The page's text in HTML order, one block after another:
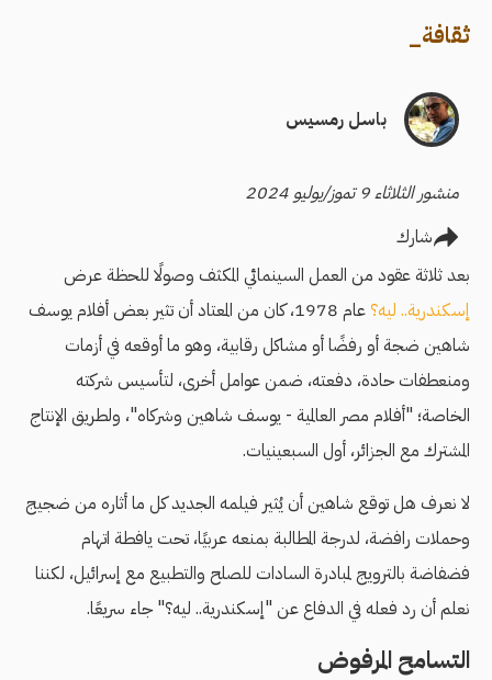
ثقافة_
باسل رمسيس
منشور الثلاثاء 9 تموز/يوليو 2024
شارك
بعد ثلاثة عقود من العمل السينمائي المكثف وصولًا للحظة عرض
إسكندرية.. ليه؟
عام 1978، كان من المعتاد أن تثير بعض أفلام يوسف
شاهين ضجة أو رفضًا أو مشاكل رقابية، وهو ما أوقعه في أزمات
ومنعطفات حادة، دفعته، ضمن عوامل أخرى، لتأسيس شركته
الخاصة؛ "أفلام مصر العالمية - يوسف شاهين وشركاه"، ولطريق الإنتاج
المشترك مع الجزائر، أول السبعينيات.
لا نعرف هل توقع شاهين أن يُثير فيلمه الجديد كل ما أثاره من ضجيج
وحملات رافضة، لدرجة المطالبة بمنعه عربيًا، تحت يافطة اتهام
فضفاضة بالترويج لمبادرة السادات للصلح والتطبيع مع إسرائيل، لكننا
نعلم أن رد فعله في الدفاع عن "إسكندرية.. ليه؟" جاء سريعًا.
التسامح المرفوض